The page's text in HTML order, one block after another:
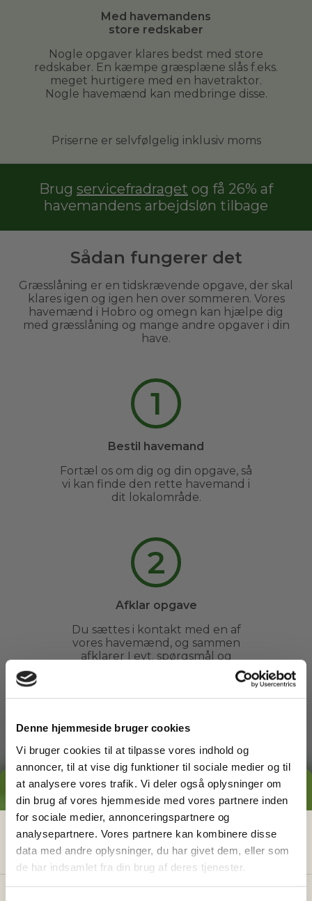
Denne hjemmeside bruger cookies
Vi bruger cookies til at tilpasse vores indhold og
annoncer, til at vise dig funktioner til sociale medier og til
at analysere vores trafik. Vi deler også oplysninger om
din brug af vores hjemmeside med vores partnere inden
for sociale medier, annonceringspartnere og
analysepartnere. Vores partnere kan kombinere disse
data med andre oplysninger, du har givet dem, eller som
de har indsamlet fra din brug af deres tjenester.
Med havemandens
store redskaber
Nogle opgaver klares bedst med store
redskaber. En kæmpe græsplæne slås f.eks.
meget hurtigere med en havetraktor.
Nogle havemænd kan medbringe disse.
Priserne er selvfølgelig inklusiv moms
Brug servicefradraget og få 26% af
havemandens arbejdsløn tilbage
Sådan fungerer det
Græsslåning er en tidskrævende opgave, der skal
klares igen og igen hen over sommeren. Vores
havemænd i Hobro og omegn kan hjælpe dig
med græsslåning og mange andre opgaver i din
have.
1
Bestil havemand
Fortæl os om dig og din opgave, så
vi kan finde den rette havemand i
dit lokalområde.
2
Afklar opgave
Du sættes i kontakt med en af
vores havemænd, og sammen
afklarer I evt. spørgsmål og
3
Arbejdet udføres
Du kan slappe af, mens din
havemand ordner din have. Du
behøver ikke engang være
hjemme.
GRATIS PRISESTIMAT
Hvad koster detegentligat få
hjælp i haven?
Få vores prisguide med faste timepriser, eksempler